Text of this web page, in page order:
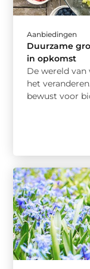
Aanbiedingen
Duurzame
in opkomst
De wereld
het
bewust voor